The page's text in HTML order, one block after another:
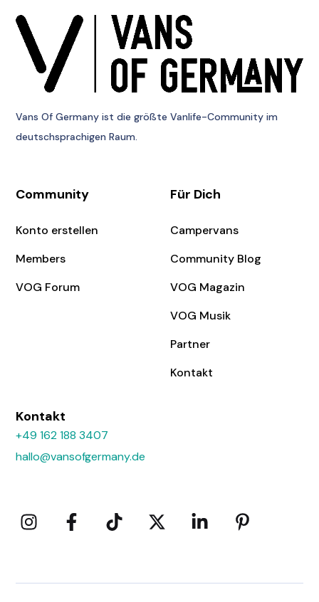
Vans Of Germany ist die größte Vanlife-Community im
deutschsprachigen Raum.
Community
Konto erstellen
Members
VOG Forum
Für Dich
Campervans
Community Blog
VOG Magazin
VOG Musik
Partner
Kontakt
Kontakt
+49 162 188 3407
hallo@vansofgermany.de